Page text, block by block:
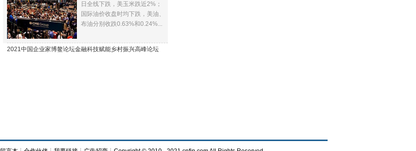
日全线下跌，美玉米跌近2%；
国际油价收盘时均下跌，美油、
布油分别收跌0.63%和0.24%...
2021中国企业家博鳌论坛金融科技赋能乡村振兴高峰论坛